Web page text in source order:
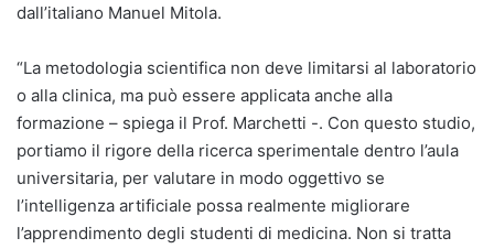
dall’italiano Manuel Mitola.
“La metodologia scientifica non deve limitarsi al laboratorio
o alla clinica, ma può essere applicata anche alla
formazione – spiega il Prof. Marchetti -. Con questo studio,
portiamo il rigore della ricerca sperimentale dentro l’aula
universitaria, per valutare in modo oggettivo se
l’intelligenza artificiale possa realmente migliorare
l’apprendimento degli studenti di medicina. Non si tratta